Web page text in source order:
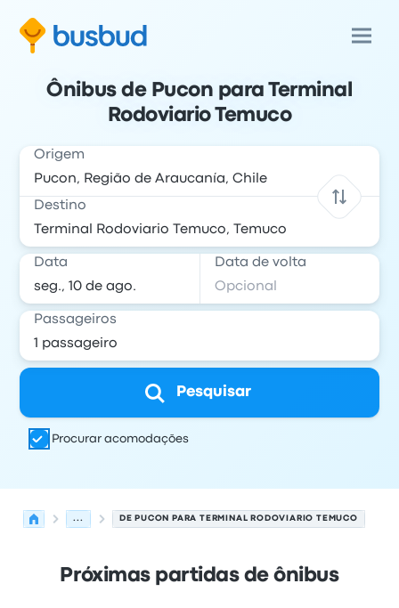
Ônibus de Pucon para Terminal
Rodoviario Temuco
Origem
Destino
Data Data de volta
Passageiros
Pesquisar
Procurar acomodações
... DE PUCON PARA TERMINAL RODOVIARIO TEMUCO
Próximas partidas de ônibus